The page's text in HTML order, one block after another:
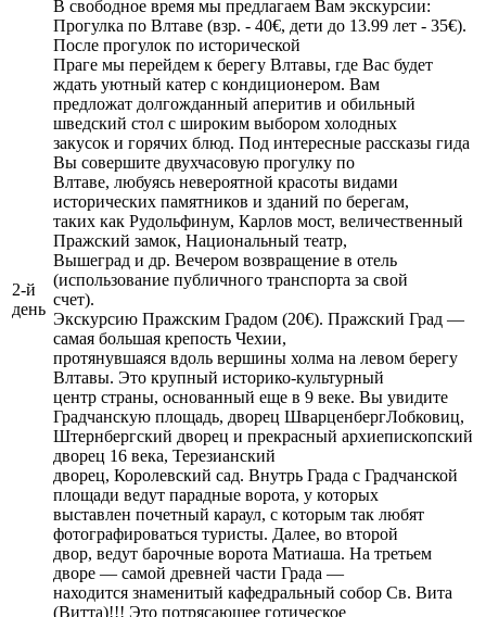
2-й
день
В свободное время мы предлагаем Вам экскурсии:
Прогулка по Влтаве (взр. - 40€, дети до 13.99 лет - 35€).
После прогулок по исторической
Праге мы перейдем к берегу Влтавы, где Вас будет
ждать уютный катер с кондиционером. Вам
предложат долгожданный аперитив и обильный
шведский стол с широким выбором холодных
закусок и горячих блюд. Под интересные рассказы гида
Вы совершите двухчасовую прогулку по
Влтаве, любуясь невероятной красоты видами
исторических памятников и зданий по берегам,
таких как Рудольфинум, Карлов мост, величественный
Пражский замок, Национальный театр,
Вышеград и др. Вечером возвращение в отель
(использование публичного транспорта за свой
счет).
Экскурсию Пражским Градом (20€). Пражский Град —
самая большая крепость Чехии,
протянувшаяся вдоль вершины холма на левом берегу
Влтавы. Это крупный историко-культурный
центр страны, основанный еще в 9 веке. Вы увидите
Градчанскую площадь, дворец ШварценбергЛобковиц,
Штернбергский дворец и прекрасный архиепископский
дворец 16 века, Терезианский
дворец, Королевский сад. Внутрь Града с Градчанской
площади ведут парадные ворота, у которых
выставлен почетный караул, с которым так любят
фотографироваться туристы. Далее, во второй
двор, ведут барочные ворота Матиаша. На третьем
дворе — самой древней части Града —
находится знаменитый кафедральный собор Св. Вита
(Витта)!!! Это потрясающее готическое